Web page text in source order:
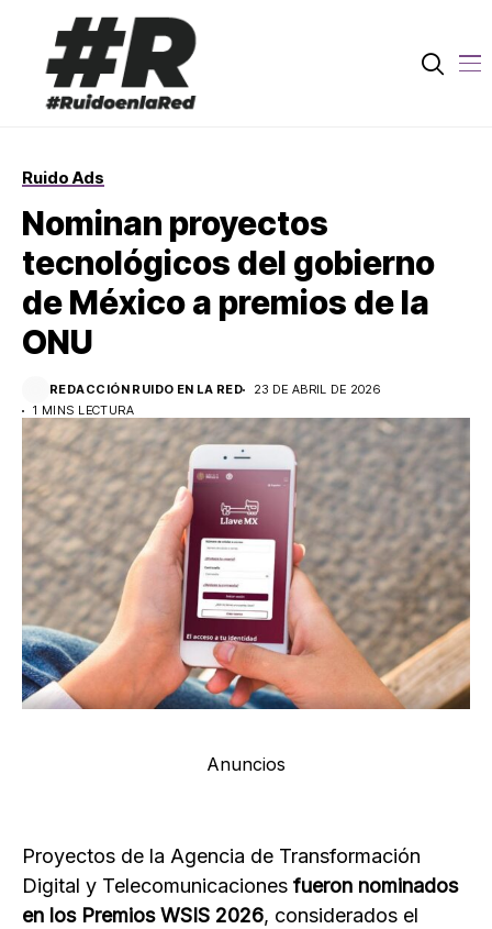
Ruido Ads
Nominan proyectos
tecnológicos del gobierno
de México a premios de la
ONU
REDACCIÓN RUIDO EN LA RED
23 DE ABRIL DE 2026
1 MINS LECTURA
Anuncios
Proyectos de la Agencia de Transformación
Digital y Telecomunicaciones fueron nominados
en los Premios WSIS 2026, considerados el